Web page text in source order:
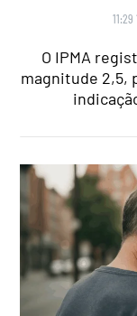
O IPMA
magnitude 2,5,